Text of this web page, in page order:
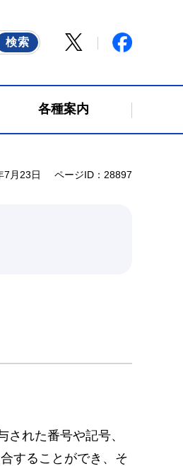
各種案内
7月23日 ページID：28897
れた番号や記号、
することができ、そ